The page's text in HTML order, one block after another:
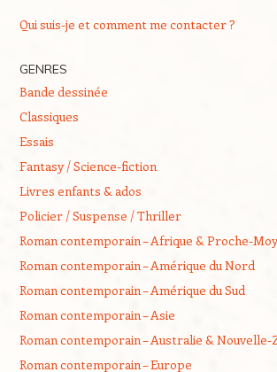
Qui suis-je et comment me contacter ?
GENRES
Bande dessinée
Classiques
Essais
Fantasy / Science-fiction
Livres enfants & ados
Policier / Suspense / Thriller
Roman contemporain – Afrique & Proche-
Roman contemporain – Amérique du Nord
Roman contemporain – Amérique du Sud
Roman contemporain – Asie
Roman contemporain – Australie & Nouvelle-
Roman contemporain – Europe